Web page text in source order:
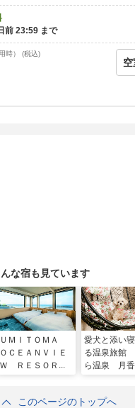
ーブルごとにお願いしま
は牛ステーキもしくはア
お申し付けください。
ついてはお電話にてご相談
様☆☆
でみかんの収穫体験できま
お部屋をまわりカニの早剥
ずお伺い出来ない場合は代
代きってのカニ剥き達人、
ひ生でご体感ください♪
入り口から別ですので、ペ
さい。
時） (税込)
な宿も見ています
ＵＭＩＴＯＭＡ
ＯＣＥＡＮＶＩＥ
Ｗ ＲＥＳＯＲ
愛犬と添い
る温泉旅館
ら温泉 月香
このページのトップへ